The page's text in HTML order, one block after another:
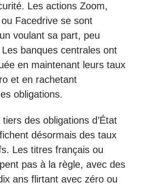
Les actions Zoom,
Facedrive se sont
voulant sa part, peu
banques centrales ont
en maintenant leurs taux
et en rachetant
obligations.
des obligations d’État
désormais des taux
Les titres français ou
pas à la règle, avec des
ans flirtant avec zéro ou